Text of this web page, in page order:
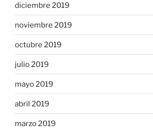
diciembre 2019
noviembre 2019
octubre 2019
julio 2019
mayo 2019
abril 2019
marzo 2019